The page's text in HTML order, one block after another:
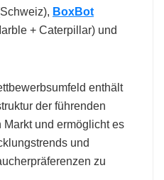
BoxBot
+ Caterpillar) und
enthält
der führenden
und ermöglicht es
und
zu